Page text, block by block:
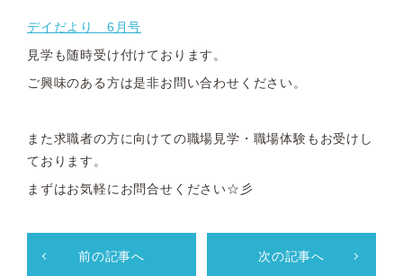
デイだより 6月号
見学も随時受け付けております。
ご興味のある方は是非お問い合わせください。
また求職者の方に向けての職場見学・職場体験もお受けし
ております。
まずはお気軽にお問合せください☆彡
前の記事へ 次の記事へ